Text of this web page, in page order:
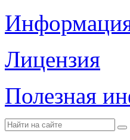
Лицензия
Полезная